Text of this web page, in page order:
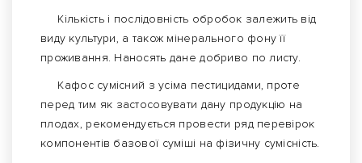
Кількість і послідовність обробок залежить від
виду культури, а також мінерального фону її
проживання. Наносять дане добриво по листу.
Кафос сумісний з усіма пестицидами, проте
перед тим як застосовувати дану продукцію на
плодах, рекомендується провести ряд перевірок
компонентів базової суміші на фізичну сумісність.